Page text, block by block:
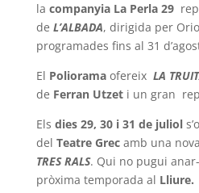
la companyia La Perla 29
de L’ALBADA, dirigida per
programades fins al 31
El Polioramaofereix LA
de Ferran Utzet i un gran
Els dies 29, 30 i 31 de juliol
del Teatre Grecamb una
TRES RALS. Qui no pugui
pròxima temporada al Lliure.